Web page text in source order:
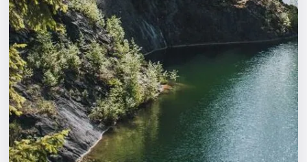
Квесты
Экскурсии
Спорт
События
Города